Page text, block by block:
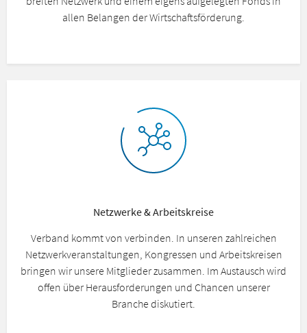
allen Belangen der Wirtschaftsförderung.
Netzwerke & Arbeitskreise
Verband kommt von verbinden. In unseren zahlreichen
Netzwerkveranstaltungen, Kongressen und Arbeitskreisen
bringen wir unsere Mitglieder zusammen. Im Austausch wird
offen über Herausforderungen und Chancen unserer
Branche diskutiert.